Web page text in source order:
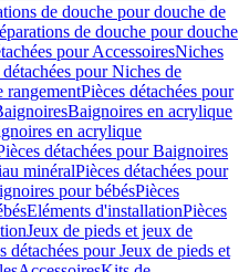
de douche pour douche de
de douche pour douche
pour AccessoiresNiches
détachées pour Niches de
rangementPièces détachées pour
Baignoires en acrylique
en acrylique
détachées pour Baignoires
minéralPièces détachées pour
pour bébésPièces
Eléments d'installationPièces
Jeux de pieds et jeux de
détachées pour Jeux de pieds et